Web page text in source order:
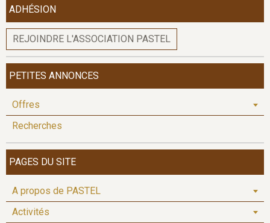
ADHÉSION
REJOINDRE L'ASSOCIATION PASTEL
PETITES ANNONCES
Offres
Recherches
PAGES DU SITE
A propos de PASTEL
Activités